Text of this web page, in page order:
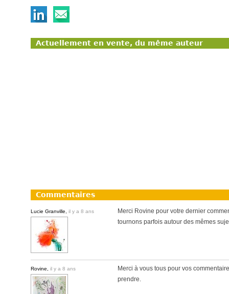
Actuellement en vente, du même auteur
Commentaires
Lucie Granville, il y a 8 ans
Merci Rovine pour votre dernier
tournons parfois autour des mêmes
Rovine, il y a 8 ans
Merci à vous tous pour vos
prendre.